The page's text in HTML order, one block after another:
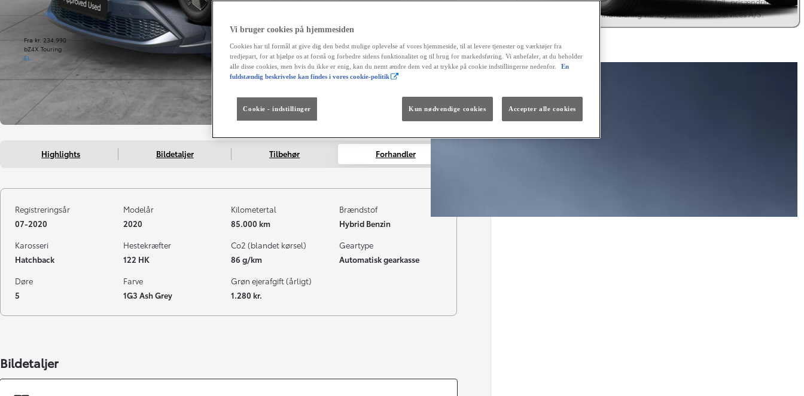
Fra kr. 234.990
bZ4X Touring
EL
Den nye GR GT
The soul lives on.
og renteforhøjelser. Finansiering via Toyota Financial Services A/S.
Highlights Bildetaljer Tilbehør Forhandler
Registreringsår
07-2020
Modelår
2020
Kilometertal
85.000 km
Brændstof
Hybrid Benzin
Karosseri
Hatchback
Hestekræfter
122 HK
Co2 (blandet kørsel)
86 g/km
Geartype
Automatisk gearkasse
Døre
5
Farve
1G3 Ash Grey
Grøn ejerafgift (årligt)
1.280 kr.
Bildetaljer
Vi bruger cookies på hjemmesiden
Cookies har til formål at give dig den bedst mulige oplevelse af vores hjemmeside, til at levere tjenester og værktøjer fra
tredjepart, for at hjælpe os at forstå og forbedre sidens funktionalitet og til brug for markedsføring. Vi anbefaler, at du beholder
alle disse cookies, men hvis du ikke er enig, kan du nemt ændre dem ved at trykke på cookie indstillingerne nedenfor.
En
fuldstændig beskrivelse kan findes i vores cookie-politik
Cookie - indstillinger Kun nødvendige cookies Accepter alle cookies